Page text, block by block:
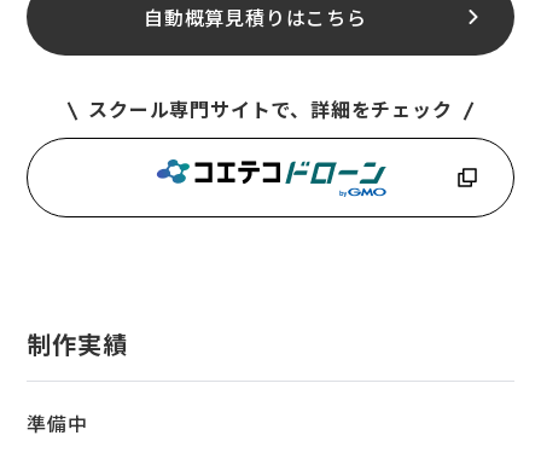
自動概算見積りはこちら
スクール専門サイトで、詳細をチェック
制作実績
準備中